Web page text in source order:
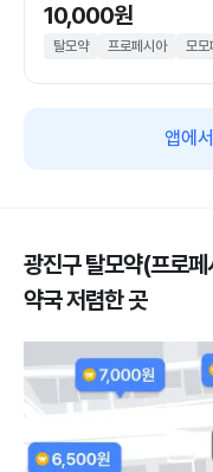
10,000원
탈모약 프로페시아 모모
앱에
광진구 탈모약(프로
약국 저렴한 곳